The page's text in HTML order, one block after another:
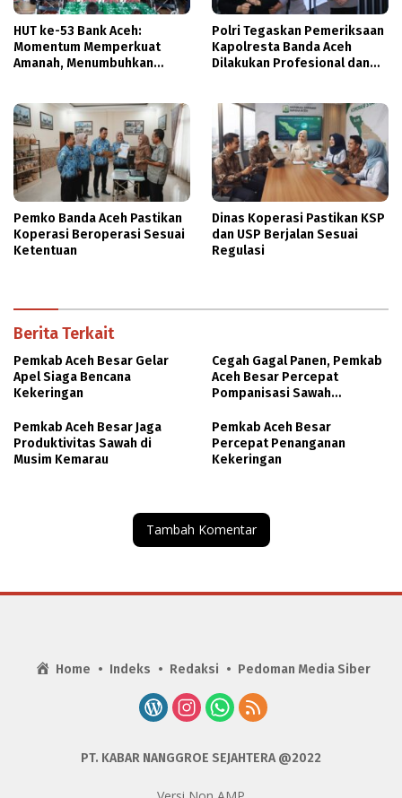
HUT ke-53 Bank Aceh:
Momentum Memperkuat
Amanah, Menumbuhkan
Polri Tegaskan Pemeriksaan
Kapolresta Banda Aceh
Dilakukan Profesional dan
Pemko Banda Aceh Pastikan
Koperasi Beroperasi Sesuai
Ketentuan
Dinas Koperasi Pastikan KSP
dan USP Berjalan Sesuai
Regulasi
Berita Terkait
Pemkab Aceh Besar Gelar
Apel Siaga Bencana
Kekeringan
Cegah Gagal Panen, Pemkab
Aceh Besar Percepat
Pompanisasi Sawah
Pemkab Aceh Besar Jaga
Produktivitas Sawah di
Musim Kemarau
Pemkab Aceh Besar
Percepat Penanganan
Kekeringan
Tambah Komentar
Home Indeks Redaksi Pedoman Media Siber
PT. KABAR NANGGROE SEJAHTERA @2022